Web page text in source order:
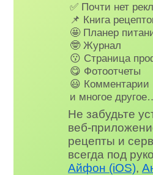
✅ Почти нет
📌 Книга
🤩 Планер
🤓 Журнал
😗 Страница
😋 Фотоотчеты
😃 Комментарии
и многое
Не забудьте
веб-
рецепты и
всегда под
Айфон (iOS),